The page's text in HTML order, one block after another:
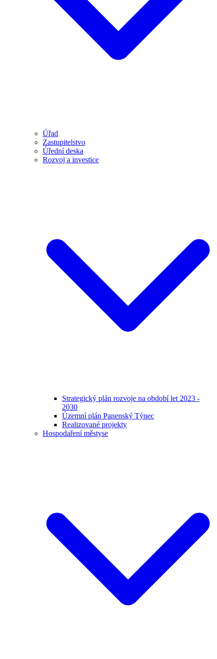
Úřad
Zastupitelstvo
Úřední deska
Rozvoj a investice
Strategický plán rozvoje na období let 2023 -
2030
Územní plán Panenský Týnec
Realizované projekty
Hospodaření městyse